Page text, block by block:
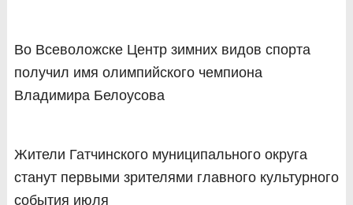
Во Всеволожске Центр зимних видов спорта
получил имя олимпийского чемпиона
Владимира Белоусова
Жители Гатчинского муниципального округа
станут первыми зрителями главного культурного
события июля